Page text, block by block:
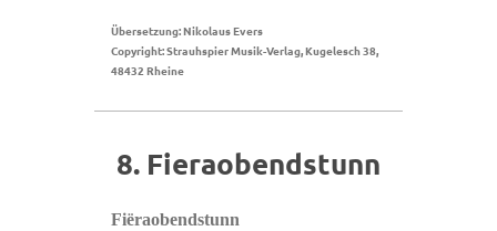
Übersetzung: Nikolaus Evers
Copyright: Strauhspier Musik-Verlag, Kugelesch 38,
48432 Rheine
8. Fieraobendstunn
Fiëraobendstunn